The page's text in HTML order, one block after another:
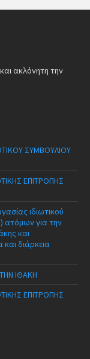
και ακλόνητη την
ΣΥΜΒΟΥΛΙΟΥ
ΕΠΙΤΡΟΠΗΣ
ιδιωτικού
ατόμων για την
και
διάρκεια
ΙΘΑΚΗ
ΕΠΙΤΡΟΠΗΣ